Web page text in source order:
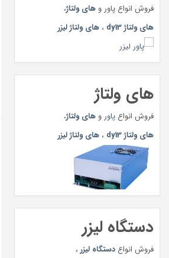
فروش انواع پاور و های ولتاژ،
های ولتاژ dy13
، های ولتاژ لیزر
های ولتاژ
فروش انواع پاور و های ولتاژ،
های ولتاژ dy13
، های ولتاژ لیزر
دستگاه لیزر
فروش انواع دستگاه لیزر ،